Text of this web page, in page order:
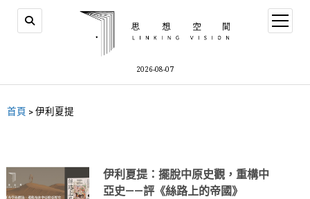
2026-08-07
首頁 >伊利夏提
伊利夏提：擺脫中原史觀，重構中
亞史——評《絲路上的帝國》